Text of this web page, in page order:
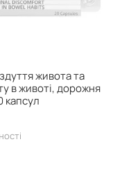
живота та
в животі, дорожня
капсул